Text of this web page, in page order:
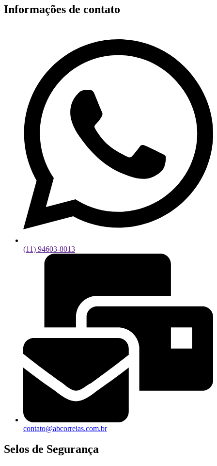
Informações de contato
(11) 94603-8013
contato@abcorreias.com.br
Selos de Segurança